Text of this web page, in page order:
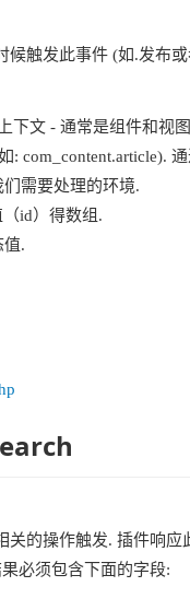
候触发此事件 (如.发布
下文 - 通常是组件和视
: com_content.article).
需要处理的环境.
id）得数组.
值.
关的操作触发. 插件响应
必须包含下面的字段: